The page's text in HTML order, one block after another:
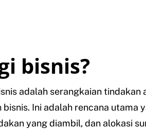
bisnis?
adalah serangkaian tindakan
Ini adalah rencana utama
yang diambil, dan alokasi